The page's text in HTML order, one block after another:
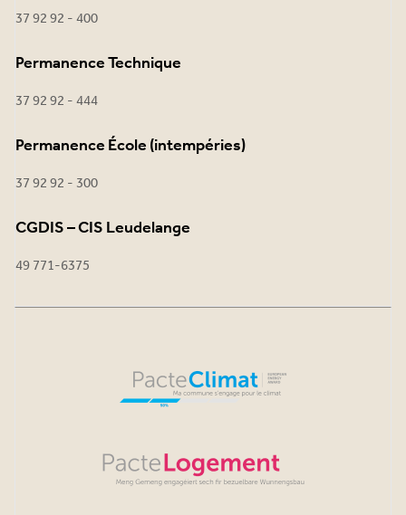
37 92 92 - 400
Permanence Technique
37 92 92 - 444
Permanence École (intempéries)
37 92 92 - 300
CGDIS – CIS Leudelange
49 771-6375